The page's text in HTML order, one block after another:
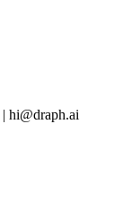
| hi@draph.ai